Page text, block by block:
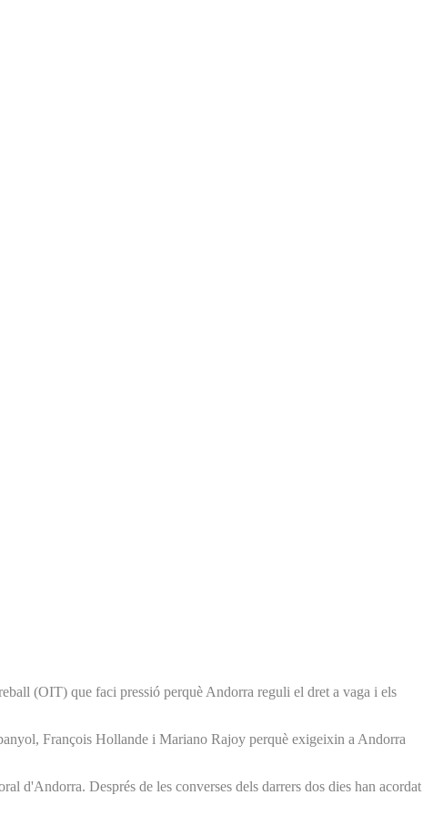
(OIT) que faci pressió perquè Andorra reguli el dret a vaga i els
François Hollande i Mariano Rajoy perquè exigeixin a Andorra
d'Andorra. Després de les converses dels darrers dos dies han acordat